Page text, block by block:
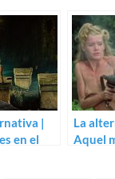
|
en el
La
Aquel